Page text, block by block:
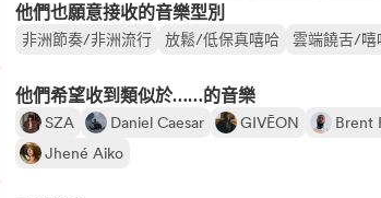
他們也願意接收的音樂型別
非洲節奏/非洲流行 放鬆/低保真嘻哈 雲端饒舌/嘻
他們希望收到類似於……的音樂
SZA Daniel Caesar GIVĒON Brent
Jhené Aiko